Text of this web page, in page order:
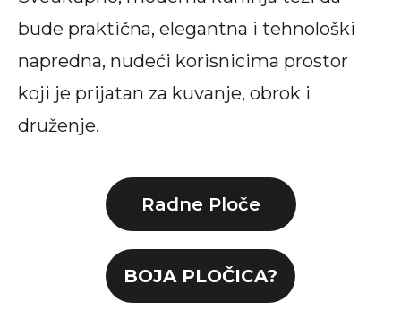
bude praktična, elegantna i tehnološki
napredna, nudeći korisnicima prostor
koji je prijatan za kuvanje, obrok i
druženje.
Radne Ploče
BOJA PLOČICA?